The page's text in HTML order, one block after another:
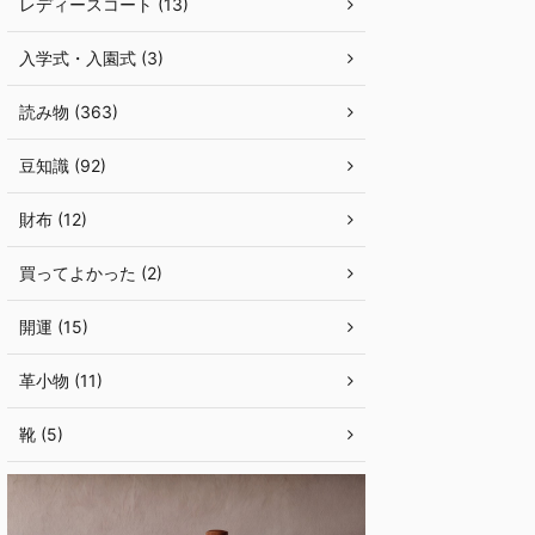
入学式・入園式 (3)
読み物 (363)
豆知識 (92)
財布 (12)
買ってよかった (2)
開運 (15)
革小物 (11)
靴 (5)